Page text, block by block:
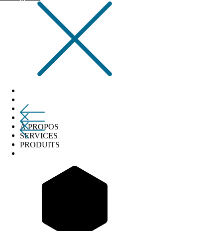
À PROPOS
SERVICES
PRODUITS